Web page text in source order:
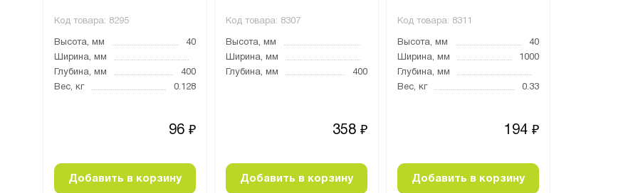
Код товара: 8295
Высота, мм
40
Ширина, мм
Глубина, мм
400
Вес, кг
0.128
96 ₽
Добавить в корзину
Код товара: 8307
Высота, мм
Ширина, мм
Глубина, мм
400
358 ₽
Добавить в корзину
Код товара: 8311
Высота, мм
40
Ширина, мм
1000
Глубина, мм
Вес, кг
0.33
194 ₽
Добавить в корзину